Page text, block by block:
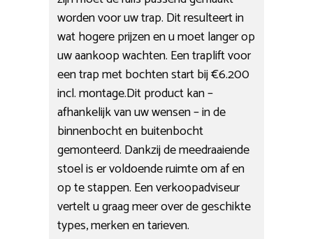
worden voor uw trap. Dit resulteert in
wat hogere prijzen en u moet langer op
uw aankoop wachten. Een traplift voor
een trap met bochten start bij €6.200
incl. montage.Dit product kan –
afhankelijk van uw wensen – in de
binnenbocht en buitenbocht
gemonteerd. Dankzij de meedraaiende
stoel is er voldoende ruimte om af en
op te stappen. Een verkoopadviseur
vertelt u graag meer over de geschikte
types, merken en tarieven.